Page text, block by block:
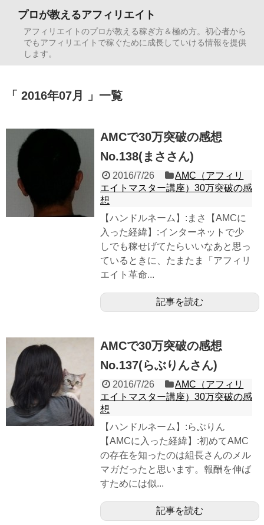
プロが教えるアフィリエイト
アフィリエイトのプロが教える稼ぎ方＆極め方。初心者から
でもアフィリエイトで稼ぐために成長していける情報を提供
します。
2016年07月 一覧
AMCで30万突破の感想
No.138(まささん)
2016/7/26
AMC（アフィリ
エイトマスター講座）30万突破の感
想
【ハンドルネーム】:まさ【AMCに
入った経緯】:インターネットで少
しでも稼せげてたらいいなあと思っ
ているときに、たまたま「アフィリ
エイト革命...
記事を読む
AMCで30万突破の感想
No.137(らぶりんさん)
2016/7/26
AMC（アフィリ
エイトマスター講座）30万突破の感
想
【ハンドルネーム】:らぶりん
【AMCに入った経緯】:初めてAMC
の存在を知ったのは組長さんのメル
マガだったと思います。報酬を伸ば
すためには似...
記事を読む